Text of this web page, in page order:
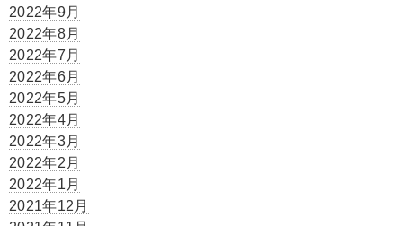
2022年9月
2022年8月
2022年7月
2022年6月
2022年5月
2022年4月
2022年3月
2022年2月
2022年1月
2021年12月